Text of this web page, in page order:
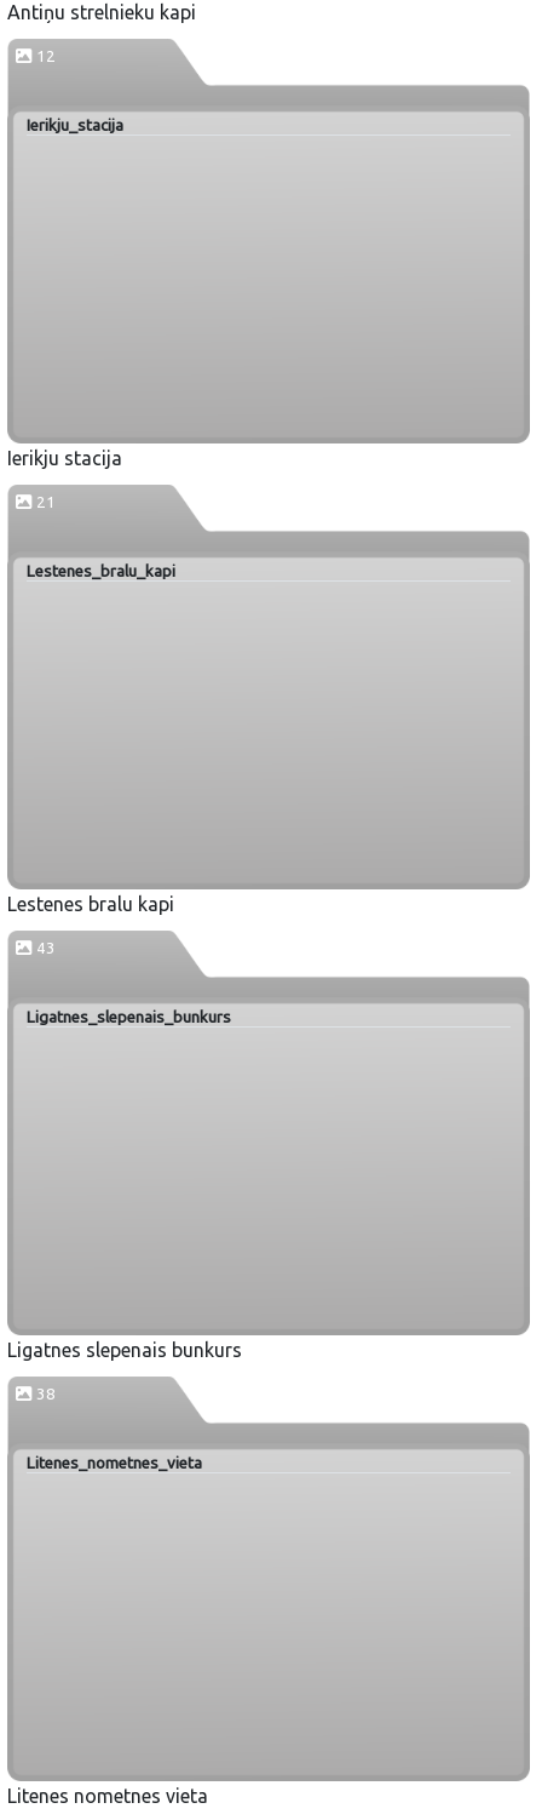
Antiņu strelnieku kapi
12
Ierikju_stacija
Ierikju stacija
21
Lestenes_bralu_kapi
Lestenes bralu kapi
43
Ligatnes_slepenais_bunkurs
Ligatnes slepenais bunkurs
38
Litenes_nometnes_vieta
Litenes nometnes vieta